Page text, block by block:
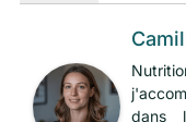
dans